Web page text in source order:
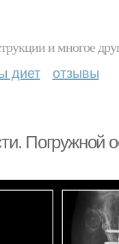
и многое
диет отзывы
Погружной